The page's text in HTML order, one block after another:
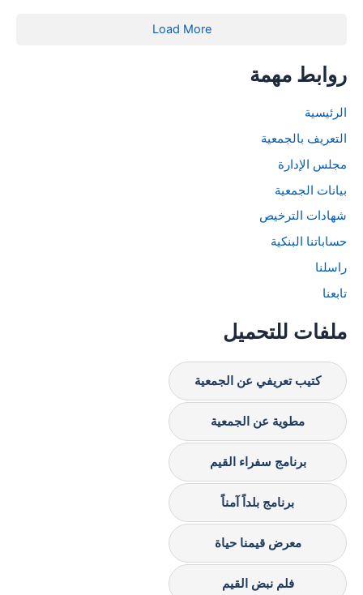
Load More
روابط مهمة
الرئيسية
التعريف بالجمعية
مجلس الإدارة
بيانات الجمعية
شهادات الترخيص
حساباتنا البنكية
راسلنا
تابعنا
ملفات للتحميل
كتيب تعريفي عن الجمعية
مطوية عن الجمعية
برنامج سفراء القيم
برنامج بلداً آمناً
معرض قيمنا حياة
فلم نبض القيم